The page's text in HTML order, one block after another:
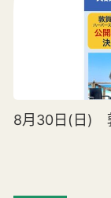
8月30日(日)